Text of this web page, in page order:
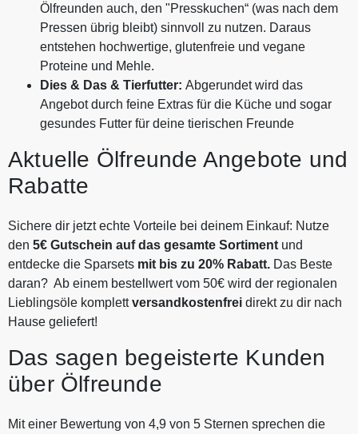
Ölfreunden auch, den "Presskuchen“ (was nach dem
Pressen übrig bleibt) sinnvoll zu nutzen. Daraus
entstehen hochwertige, glutenfreie und vegane
Proteine und Mehle.
Dies & Das & Tierfutter: Abgerundet wird das
Angebot durch feine Extras für die Küche und sogar
gesundes Futter für deine tierischen Freunde
Aktuelle Ölfreunde Angebote und
Rabatte
Sichere dir jetzt echte Vorteile bei deinem Einkauf: Nutze
den 5€ Gutschein auf das gesamte Sortiment und
entdecke die Sparsets mit bis zu 20% Rabatt. Das Beste
daran? Ab einem bestellwert vom 50€ wird der regionalen
Lieblingsöle komplettversandkostenfrei direkt zu dir nach
Hause geliefert!
Das sagen begeisterte Kunden
über Ölfreunde
Mit einer Bewertung von 4,9 von 5 Sternen sprechen die